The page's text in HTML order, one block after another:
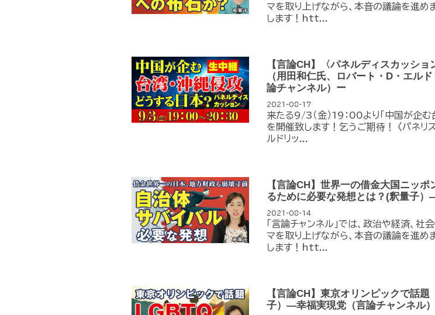
マを取り上げながら、本音の議論を進
します！htt...
【言論CH】〈パネルディスカッシ
（用田和仁氏、ロバート・D・エル
論チャンネル）ー
2021-08-17
来たる9/3（金）19：00より「中国が企
を開催致します！乞うご期待！ 〈パネリス
ルドリッ...
【言論CH】世界一の借金大国ニッ
るために必要な発想とは？(釈量子）
2021-08-14
「言論チャンネル」では、政治や経済、
マを取り上げながら、本音の議論を進
します！htt...
【言論CH】東京オリンピックで話
子）—幸福実現党（言論チャンネル